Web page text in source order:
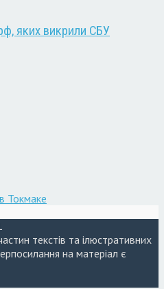
яких викрили СБУ
Токмаке
текстів та ілюстративних
на матеріал є